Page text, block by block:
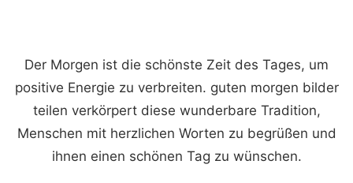
Der Morgen ist die schönste Zeit des Tages, um
positive Energie zu verbreiten. guten morgen bilder
teilen verkörpert diese wunderbare Tradition,
Menschen mit herzlichen Worten zu begrüßen und
ihnen einen schönen Tag zu wünschen.